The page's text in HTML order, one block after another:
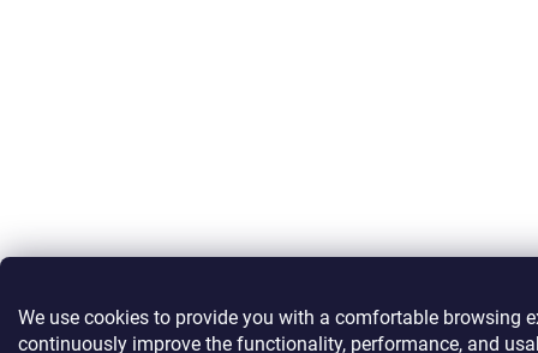
We use cookies to provide you with a comfortable browsing
continuously improve the functionality, performance, and